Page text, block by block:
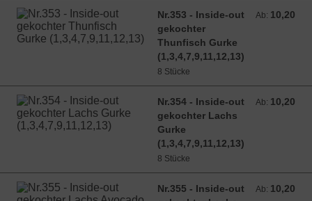
Nr.353 - Inside-out
gekochter
Thunfisch Gurke
(1,3,4,7,9,11,12,13)
Ab: 10,20
Ab: 10,20 EUR
8 Stücke
Nr.354 - Inside-out
gekochter Lachs
Gurke
(1,3,4,7,9,11,12,13)
Ab: 10,20
Ab: 10,20 EUR
8 Stücke
Nr.355 - Inside-out
Ab: 10,20
Ab: 10,20 EUR